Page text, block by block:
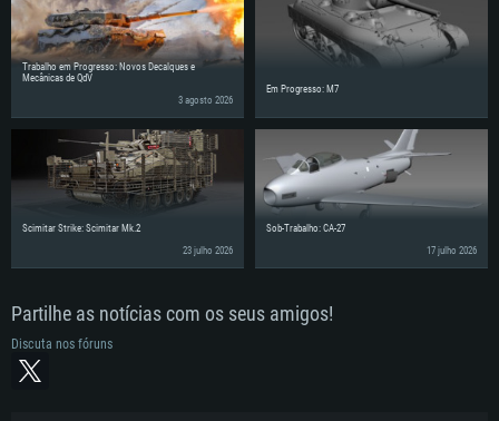
Trabalho em Progresso: Novos Decalques e
Mecânicas de QdV
3 agosto 2026
Em Progresso: M7
Scimitar Strike: Scimitar Mk.2
23 julho 2026
Sob-Trabalho: CA-27
17 julho 2026
Partilhe as notícias com os seus amigos!
Discuta nos fóruns